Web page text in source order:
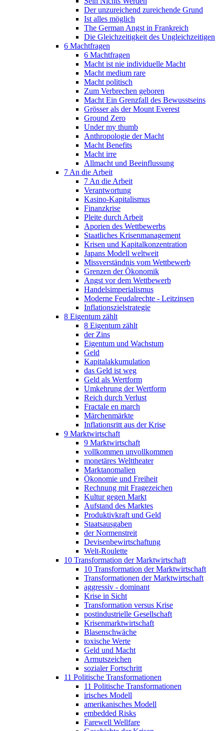
Der unzureichend zureichende Grund
Ist alles möglich
The German Angst in Frankreich
Die Gleichzeitigkeit des Ungleichzeitigen
6 Machtfragen
6 Machtfragen
Macht ist nie individuelle Macht
Macht medium rare
Macht politisch
Zum Verbrechen geboren
Macht Ein Grenzfall des Bewusstseins
Grösser als der Mount Everest
Ground Zero
Under my thumb
Anthropologie der Macht
Macht Benefits
Macht irre
Allmacht und Beeinflussung
7 An die Arbeit
7 An die Arbeit
Verantwortung
Kasino-Kapitalismus
Finanzkrise
Pleite durch Arbeit
Aporien des Wettbewerbs
Staatliches Krisenmanagement
Krisen und Kapitalkonzentration
Japans Modell weltweit
Missverständnis vom Wettbewerb
Grenzen der Ökonomik
Angst vor dem Wettbewerb
Handelsimperialismus
Moderne Feudalrechte - Leitzinsen
Inflationszielstrategie
8 Eigentum zählt
8 Eigentum zählt
der Zins
Eigentum und Wachstum
Geld
Kapitalakkumulation
das Geld ist weg
Geld als Wertform
Umkehrung der Wertform
Reich durch Verlust
Fractale en march
Märchenmärkte
Inflationsritt aus der Krise
9 Marktwirtschaft
9 Marktwirtschaft
vollkommen unvollkommen
monetäres Welttheater
Marktanomalien
Ökonomie und Freiheit
Rechnung mit Fragezeichen
Kultur gegen Markt
Aufstand des Marktes
Produktivkraft und Geld
Staatsausgaben
der Normenstreit
Devisenbewirtschaftung
Welt-Roulette
10 Transformation der Marktwirtschaft
10 Transformation der Marktwirtschaft
Transformationen der Marktwirtschaft
aggressiv - dominant
Krise in Sicht
Transformation versus Krise
postindustrielle Gesellschaft
Krisenmarktwirtschaft
Blasenschwäche
toxische Werte
Geld und Macht
Armutszeichen
sozialer Fortschritt
11 Politische Transformationen
11 Politische Transformationen
irisches Modell
amerikanisches Modell
embedded Risks
Farewell Wellfare